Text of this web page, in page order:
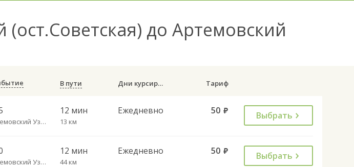
(ост.Советская) до Артемовский
В пути Дни курсирования Тариф
Артемовский Узел Связи
12 мин
13 км
Ежедневно 50 руб. Выбрать
Артемовский Узел Связи
12 мин
44 км
Ежедневно 50 руб. Выбрать